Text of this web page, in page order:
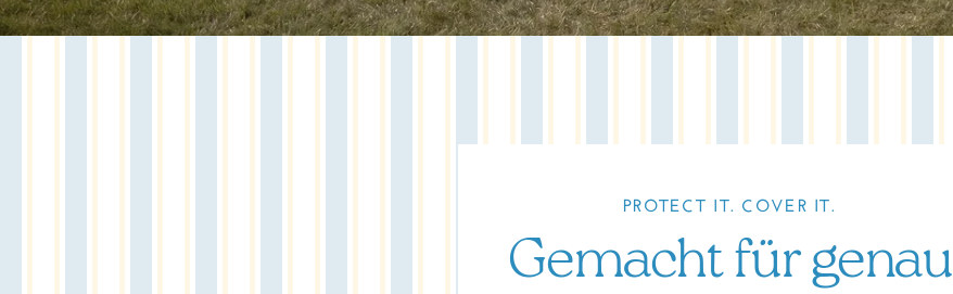
PROTECT IT. COVER IT.
Gemacht für genau